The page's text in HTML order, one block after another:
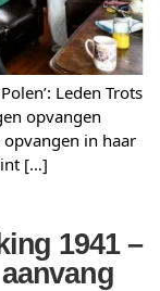
Leden Trots
opvangen
opvangen in haar
[…]
1941 –